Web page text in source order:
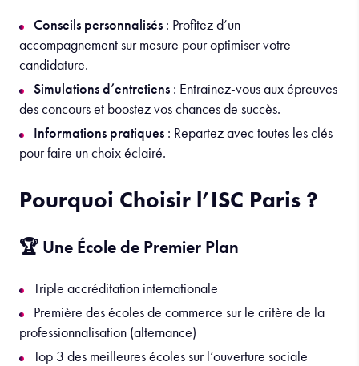
Conseils personnalisés : Profitez d’un
accompagnement sur mesure pour optimiser votre
candidature.
Simulations d’entretiens : Entraînez-vous aux épreuves
des concours et boostez vos chances de succès.
Informations pratiques : Repartez avec toutes les clés
pour faire un choix éclairé.
Pourquoi Choisir l’ISC Paris ?
🏆 Une École de Premier Plan
Triple accréditation internationale
Première des écoles de commerce sur le critère de la
professionnalisation (alternance)
Top 3 des meilleures écoles sur l’ouverture sociale